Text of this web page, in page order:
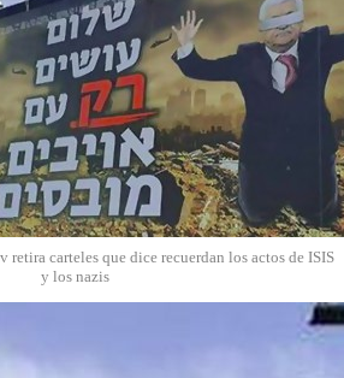
carteles que dice recuerdan los actos de ISIS
y los nazis